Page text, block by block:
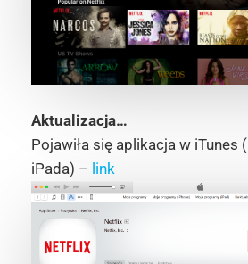
Aktualizacja…
Pojawiła się aplikacja w iTunes
iPada) – link